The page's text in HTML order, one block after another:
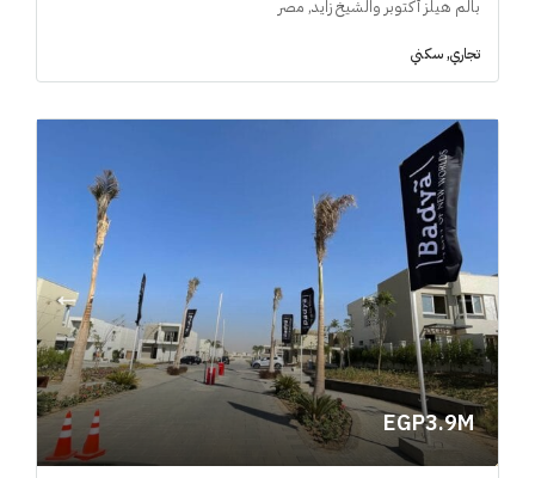
بالم هيلز أكتوبر والشيخ زايد, مصر
تجاري, سكني
EGP3.9M